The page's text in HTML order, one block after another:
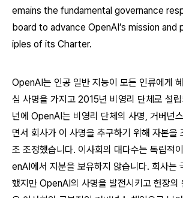
emains the fundamental governance
board to advance OpenAI’s mission and
iples of its Charter.
OpenAI는 인공 일반 지능이 모든 인류에게
심 사명을 가지고 2015년 비영리 단체로 설
년에 OpenAI는 비영리 단체의 사명, 거버넌
면서 회사가 이 사명을 추구하기 위해 자본을
조 조정했습니다. 이사회의 대다수는 독립적
enAI에서 지분을 보유하지 않습니다. 회사는
했지만 OpenAI의 사명을 발전시키고 헌장의